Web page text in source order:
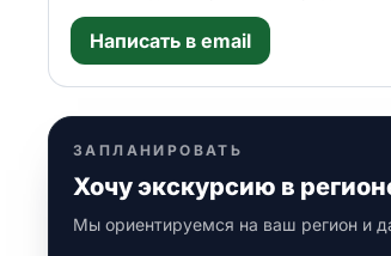
Написать в email
ЗАПЛАНИРОВАТЬ
Хочу экскурсию в
Мы ориентируемся на ваш регион и